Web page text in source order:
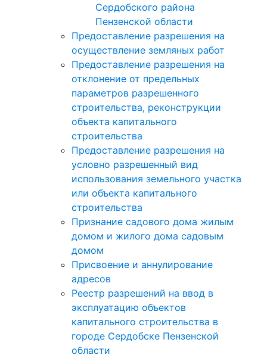
Сердобского района
Пензенской области
Предоставление разрешения на
осуществление земляных работ
Предоставление разрешения на
отклонение от предельных
параметров разрешенного
строительства, реконструкции
объекта капитального
строительства
Предоставление разрешения на
условно разрешенный вид
использования земельного участка
или объекта капитального
строительства
Признание садового дома жилым
домом и жилого дома садовым
домом
Присвоение и аннулирование
адресов
Реестр разрешений на ввод в
эксплуатацию объектов
капитального строительства в
городе Сердобске Пензенской
области